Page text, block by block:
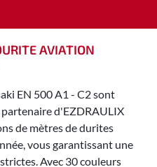
AVIATION
EN 500 A1 - C2 sont
d'EZDRAULIX
de mètres de durites
vous garantissant une
Avec 30 couleurs